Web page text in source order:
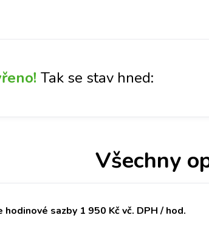
Tak se stav hned:
Všechny
sazby 1 950 Kč vč. DPH / hod.